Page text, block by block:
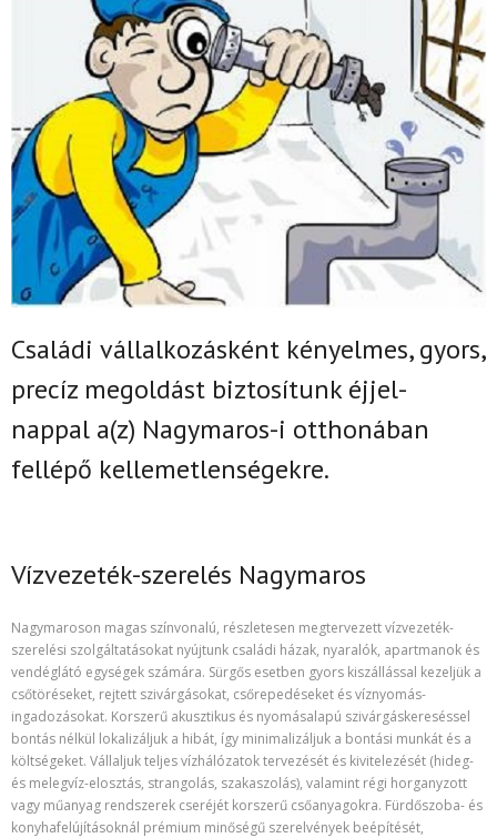
Családi vállalkozásként kényelmes, gyors,
precíz megoldást biztosítunkéjjel-
nappal a(z) Nagymaros-i otthonában
fellépő kellemetlenségekre.
Vízvezeték-szerelés Nagymaros
Nagymaroson magas színvonalú, részletesen megtervezett vízvezeték-
szerelési szolgáltatásokat nyújtunk családi házak, nyaralók, apartmanok és
vendéglátó egységek számára. Sürgős esetben gyors kiszállással kezeljük a
csőtöréseket, rejtett szivárgásokat, csőrepedéseket és víznyomás-
ingadozásokat. Korszerű akusztikus és nyomásalapú szivárgáskereséssel
bontás nélkül lokalizáljuk a hibát, így minimalizáljuk a bontási munkát és a
költségeket. Vállaljuk teljes vízhálózatok tervezését és kivitelezését (hideg-
és melegvíz-elosztás, strangolás, szakaszolás), valamint régi horganyzott
vagy műanyag rendszerek cseréjét korszerű csőanyagokra. Fürdőszoba- és
konyhafelújításoknál prémium minőségű szerelvények beépítését,